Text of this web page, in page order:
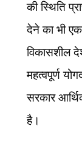
की स्थिति
देने का भी
विकासशील
महत्वपूर्ण
सरकार
है।